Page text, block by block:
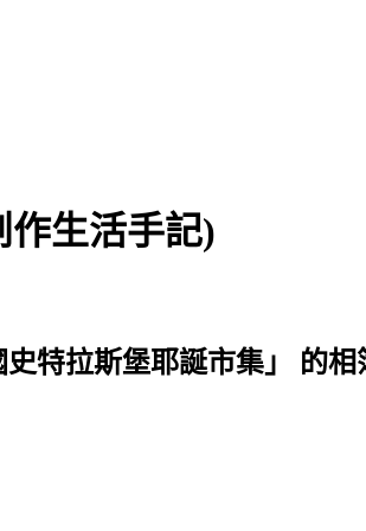
生活手記)
史特拉斯堡耶誕市集」 的相